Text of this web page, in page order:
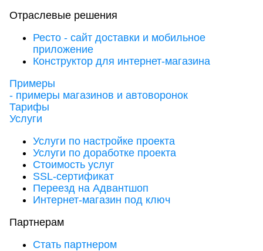
Отраслевые решения
Ресто - сайт доставки и мобильное
приложение
Конструктор для интернет-магазина
Примеры
- примеры магазинов и автоворонок
Тарифы
Услуги
Услуги по настройке проекта
Услуги по доработке проекта
Стоимость услуг
SSL-сертификат
Переезд на Адвантшоп
Интернет-магазин под ключ
Партнерам
Стать партнером